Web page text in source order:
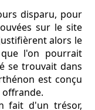
disparu, pour
sur le site
alors le
l'on pourrait
se trouvait dans
est conçu
fait d'un trésor,